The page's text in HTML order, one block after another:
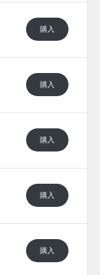
購入
購入
購入
購入
購入